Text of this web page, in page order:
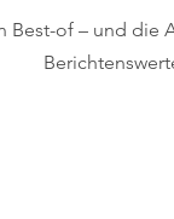
Best-of – und die